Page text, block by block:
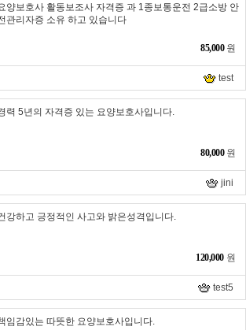
양보호사 활동보조사 자격증 과 1종보통운전 2급소방 안
관리자증 소유 하고 있습니다
85,000 원
test
력 5년의 자격증 있는 요양보호사입니다.
80,000 원
jini
강하고 긍정적인 사고와 밝은성격입니다.
120,000 원
test5
임감있는 따뜻한 요양보호사입니다.